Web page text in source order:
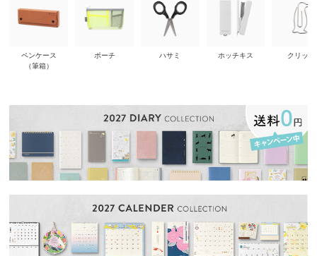
ペンケース
（筆箱）
ポーチ ハサミ ホッチキス クリップ